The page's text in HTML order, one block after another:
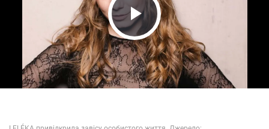
Play Video